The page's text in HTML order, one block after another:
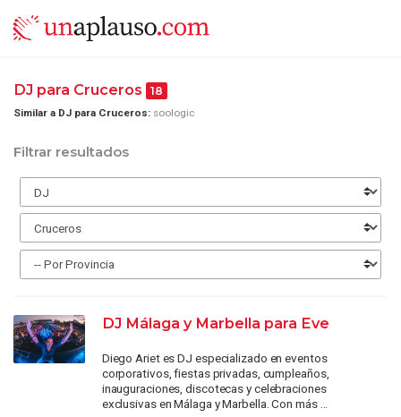
DJ para Cruceros 18
Similar a DJ para Cruceros: soologic
Filtrar resultados
DJ Málaga y Marbella para Eve
Diego Ariet es DJ especializado en eventos
corporativos, fiestas privadas, cumpleaños,
inauguraciones, discotecas y celebraciones
exclusivas en Málaga y Marbella. Con más ...